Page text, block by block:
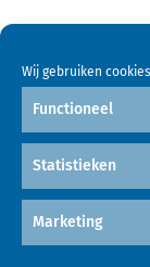
Wij gebruiken
Functioneel
Statistieken
Marketing